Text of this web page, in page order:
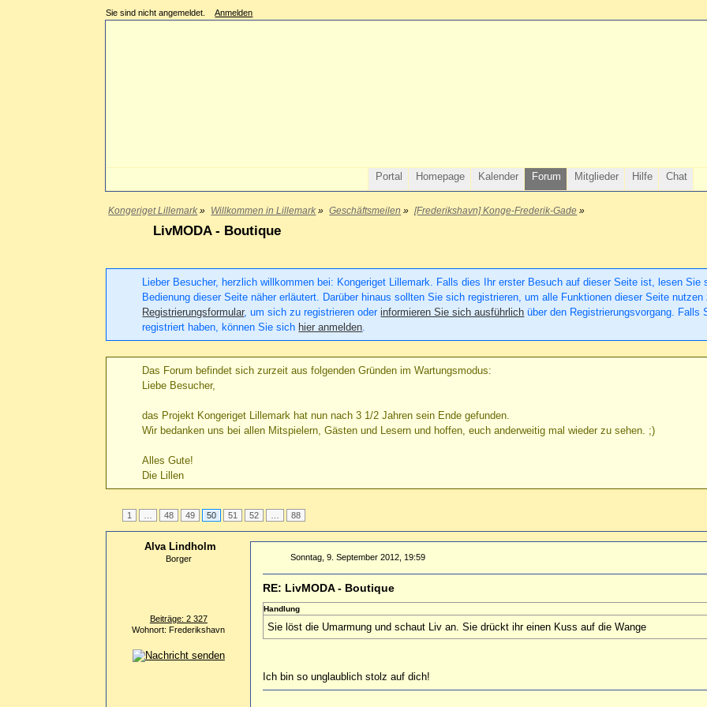
Sie sind nicht angemeldet. Anmelden
Portal Homepage Kalender Forum Mitglieder Hilfe Chat
Kongeriget Lillemark » Willkommen in Lillemark » Geschäftsmeilen » [Frederikshavn] Konge-Frederik-Gade »
LivMODA - Boutique
Lieber Besucher, herzlich willkommen bei: Kongeriget Lillemark. Falls dies Ihr erster Besuch auf dieser Seite ist, lesen
Bedienung dieser Seite näher erläutert. Darüber hinaus sollten Sie sich registrieren, um alle Funktionen dieser Seite
Registrierungsformular, um sich zu registrieren oderinformieren Sie sich ausführlich über den Registrierungsvorgang.
registriert haben, können Sie sich hier anmelden.
Das Forum befindet sich zurzeit aus folgenden Gründen im Wartungsmodus:
Liebe Besucher,
das Projekt Kongeriget Lillemark hat nun nach 3 1/2 Jahren sein Ende gefunden.
Wir bedanken uns bei allen Mitspielern, Gästen und Lesern und hoffen, euch anderweitig mal wieder zu sehen. ;)
Alles Gute!
Die Lillen
1 … 48 49 50 51 52 … 88
Alva Lindholm
Borger
Beiträge: 2 327
Wohnort: Frederikshavn
Sonntag, 9. September 2012, 19:59
RE: LivMODA - Boutique
Handlung
Sie löst die Umarmung und schaut Liv an. Sie drückt ihr einen Kuss auf die Wange
Ich bin so unglaublich stolz auf dich!